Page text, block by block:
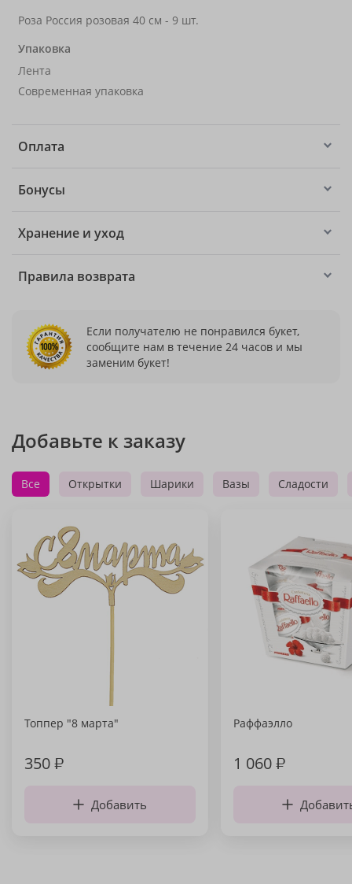
Роза Россия розовая 40 см - 9 шт.
Упаковка
Лента
Современная упаковка
Оплата
Бонусы
Хранение и уход
Правила возврата
Если получателю не понравился букет,
сообщите нам в течение 24 часов и мы
заменим букет!
Добавьте к заказу
Все Открытки Шарики Вазы Сладости
Топпер "8 марта"
350₽
Добавить
Раффаэлло
1 060₽